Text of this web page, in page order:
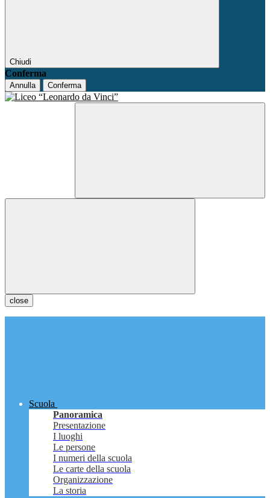
Chiudi
Conferma
Annulla Conferma
close
Scuola
Panoramica
Presentazione
I luoghi
Le persone
I numeri della scuola
Le carte della scuola
Organizzazione
La storia